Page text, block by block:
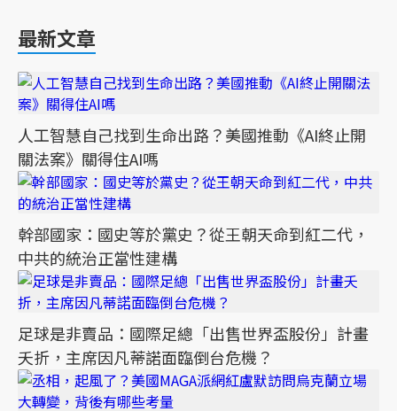
最新文章
人工智慧自己找到生命出路？美國推動《AI終止開
關法案》關得住AI嗎
幹部國家：國史等於黨史？從王朝天命到紅二代，
中共的統治正當性建構
足球是非賣品：國際足總「出售世界盃股份」計畫
夭折，主席因凡蒂諾面臨倒台危機？